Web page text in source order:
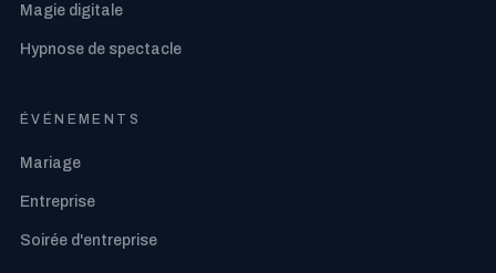
Magie digitale
Hypnose de spectacle
ÉVÉNEMENTS
Mariage
Entreprise
Soirée d'entreprise